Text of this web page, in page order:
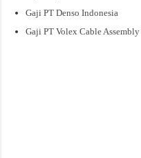
Gaji PT Denso Indonesia
Gaji PT Volex Cable Assembly